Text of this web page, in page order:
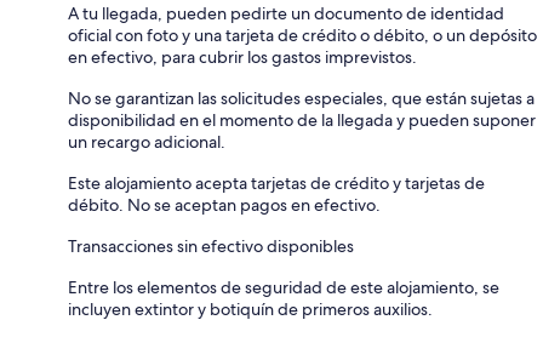
A tu llegada, pueden pedirte un documento de identidad
oficial con foto y una tarjeta de crédito o débito, o un depósito
en efectivo, para cubrir los gastos imprevistos.
No se garantizan las solicitudes especiales, que están sujetas a
disponibilidad en el momento de la llegada y pueden suponer
un recargo adicional.
Este alojamiento acepta tarjetas de crédito y tarjetas de
débito. No se aceptan pagos en efectivo.
Transacciones sin efectivo disponibles
Entre los elementos de seguridad de este alojamiento, se
incluyen extintor y botiquín de primeros auxilios.